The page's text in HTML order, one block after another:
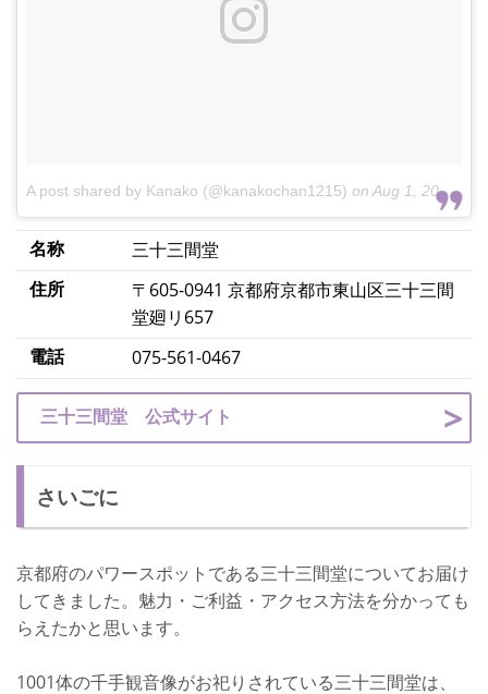
A post shared by Kanako (@kanakochan1215) on Aug 1, 2018 at 8:26am PDT
名称
三十三間堂
住所
〒605-0941 京都府京都市東山区三十三間
堂廻リ657
電話
075-561-0467
三十三間堂 公式サイト
さいごに
京都府のパワースポットである三十三間堂についてお届け
してきました。魅力・ご利益・アクセス方法を分かっても
らえたかと思います。
1001体の千手観音像がお祀りされている三十三間堂は、